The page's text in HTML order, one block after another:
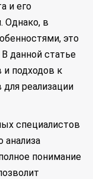
и его
Однако, в
это
данной статье
подходов к
реализации
специалистов
анализа
понимание